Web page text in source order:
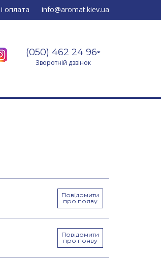
оплата info@aromat.kiev.ua
(050) 462 24 96
Зворотній дзвінок
Повідомити
про появу
Повідомити
про появу